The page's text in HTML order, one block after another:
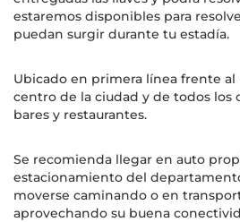
estaremos disponibles para
puedan surgir durante tu estadía.
Ubicado en primera línea frente al
centro de la ciudad y de todos los
bares y restaurantes.
Se recomienda llegar en auto
estacionamiento del
moverse caminando o en
aprovechando su buena